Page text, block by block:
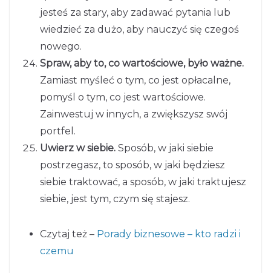
jesteś za stary, aby zadawać pytania lub
wiedzieć za dużo, aby nauczyć się czegoś
nowego.
Spraw, aby to, co wartościowe, było ważne.
Zamiast myśleć o tym, co jest opłacalne,
pomyśl o tym, co jest wartościowe.
Zainwestuj w innych, a zwiększysz swój
portfel.
Uwierz w siebie. Sposób, w jaki siebie
postrzegasz, to sposób, w jaki będziesz
siebie traktować, a sposób, w jaki traktujesz
siebie, jest tym, czym się stajesz.
Czytaj też – Porady biznesowe – kto radzi i
czemu